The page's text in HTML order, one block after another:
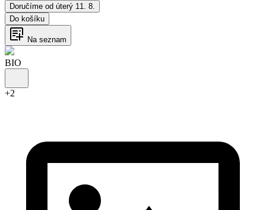
Doručíme od úterý 11. 8.
Do košíku
Na seznam
BIO
+2